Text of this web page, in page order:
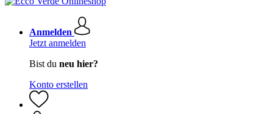
Anmelden
Jetzt anmelden
Bist du neu hier?
Konto erstellen